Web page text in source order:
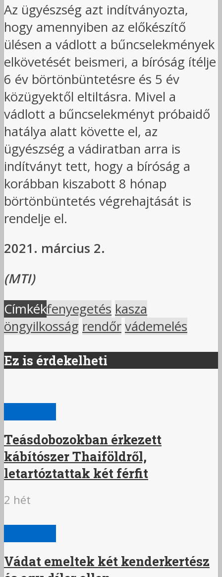
Az ügyészség azt indítványozta,
hogy amennyiben az előkészítő
ülésen a vádlott a bűncselekmények
elkövetését beismeri, a bíróság ítélje
6 év börtönbüntetésre és 5 év
közügyektől eltiltásra. Mivel a
vádlott a bűncselekményt próbaidő
hatálya alatt követte el, az
ügyészség a vádiratban arra is
indítványt tett, hogy a bíróság a
korábban kiszabott 8 hónap
börtönbüntetés végrehajtását is
rendelje el.
2021. március 2.
(MTI)
Címkékfenyegetés kasza
öngyilkosság rendőr vádemelés
Ez is érdekelheti
Teásdobozokban érkezett
kábítószer Thaiföldről,
letartóztattak két férfit
2 hét
Vádat emeltek két kenderkertész